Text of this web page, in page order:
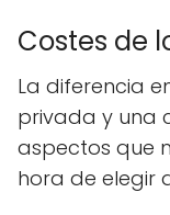
Costes de
La diferencia
privada y una
aspectos que
hora de elegir